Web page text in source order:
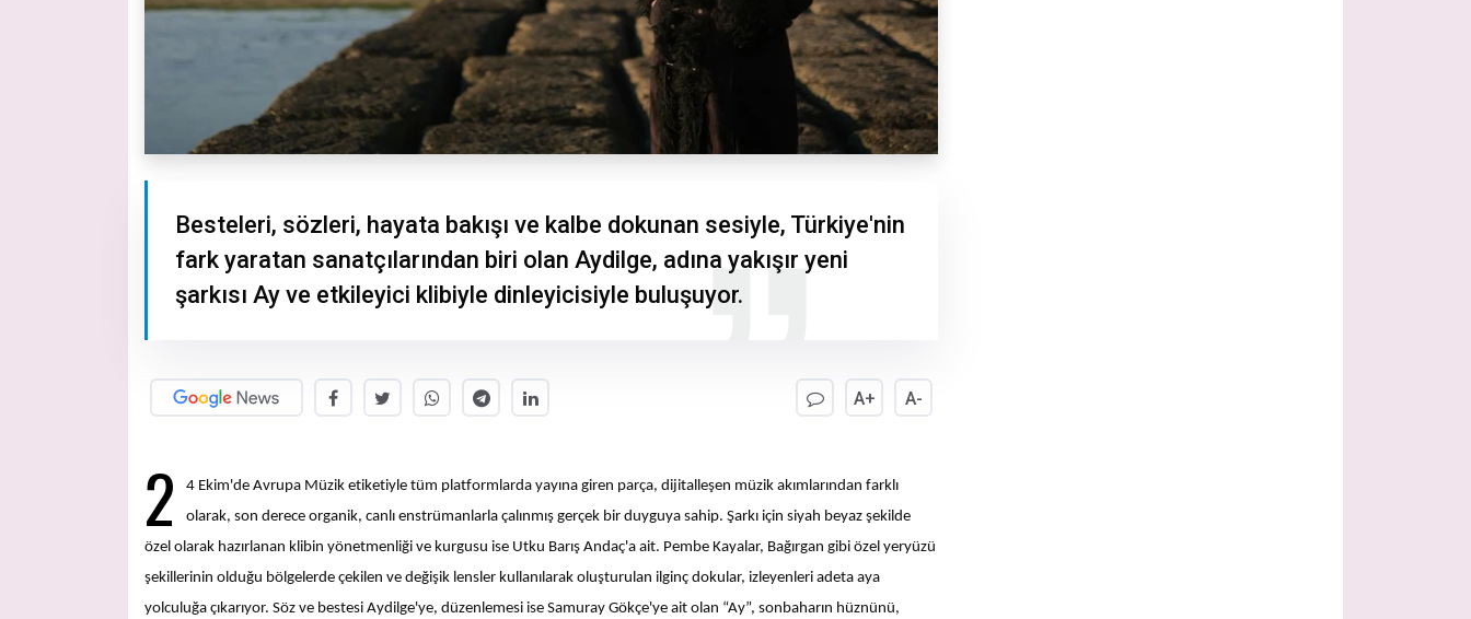
Besteleri, sözleri, hayata bakışı ve kalbe dokunan sesiyle, Türkiye'nin
fark yaratan sanatçılarından biri olan Aydilge, adına yakışır yeni
şarkısı Ay ve etkileyici klibiyle dinleyicisiyle buluşuyor.
A+ A-
2
4 Ekim'de Avrupa Müzik etiketiyle tüm platformlarda yayına giren parça, dijitalleşen müzik akımlarından farklı
olarak, son derece organik, canlı enstrümanlarla çalınmış gerçek bir duyguya sahip. Şarkı için siyah beyaz şekilde
özel olarak hazırlanan klibin yönetmenliği ve kurgusu ise Utku Barış Andaç'a ait. Pembe Kayalar, Bağırgan gibi özel yeryüzü
şekillerinin olduğu bölgelerde çekilen ve değişik lensler kullanılarak oluşturulan ilginç dokular, izleyenleri adeta aya
yolculuğa çıkarıyor. Söz ve bestesi Aydilge'ye, düzenlemesi ise Samuray Gökçe'ye ait olan “Ay”, sonbaharın hüznünü,